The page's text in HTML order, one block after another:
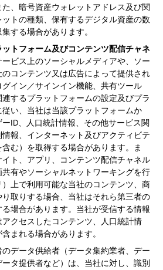
、暗号資産ウォレットアドレス及び関
トの種類、保有するデジタル資産の数
する場合があります。
トフォーム及びコンテンツ配信チャネ
ビス上のソーシャルメディアや、ソー
コンテンツ又は広告によって提供され
イン／サインイン機能、共有ツール
するプラットフォームの設定及びプラ
い、当社は当該プラットフォームか
ID、人口統計情報、その他サービス関
報、インターネット及びアクティビテ
む）を取得する場合があります。ま
ト、アプリ、コンテンツ配信チャネル
有やソーシャルネットワーキングを行
上で利用可能な当社のコンテンツ、商
取りする場合、当社はそれら第三者の
場合があります。当社が受信する情報
クセスしたコンテンツ、人口統計情
まれる場合があります。
のデータ供給者（データ集約業者、デー
タ提供者など）は、当社に対し、識別